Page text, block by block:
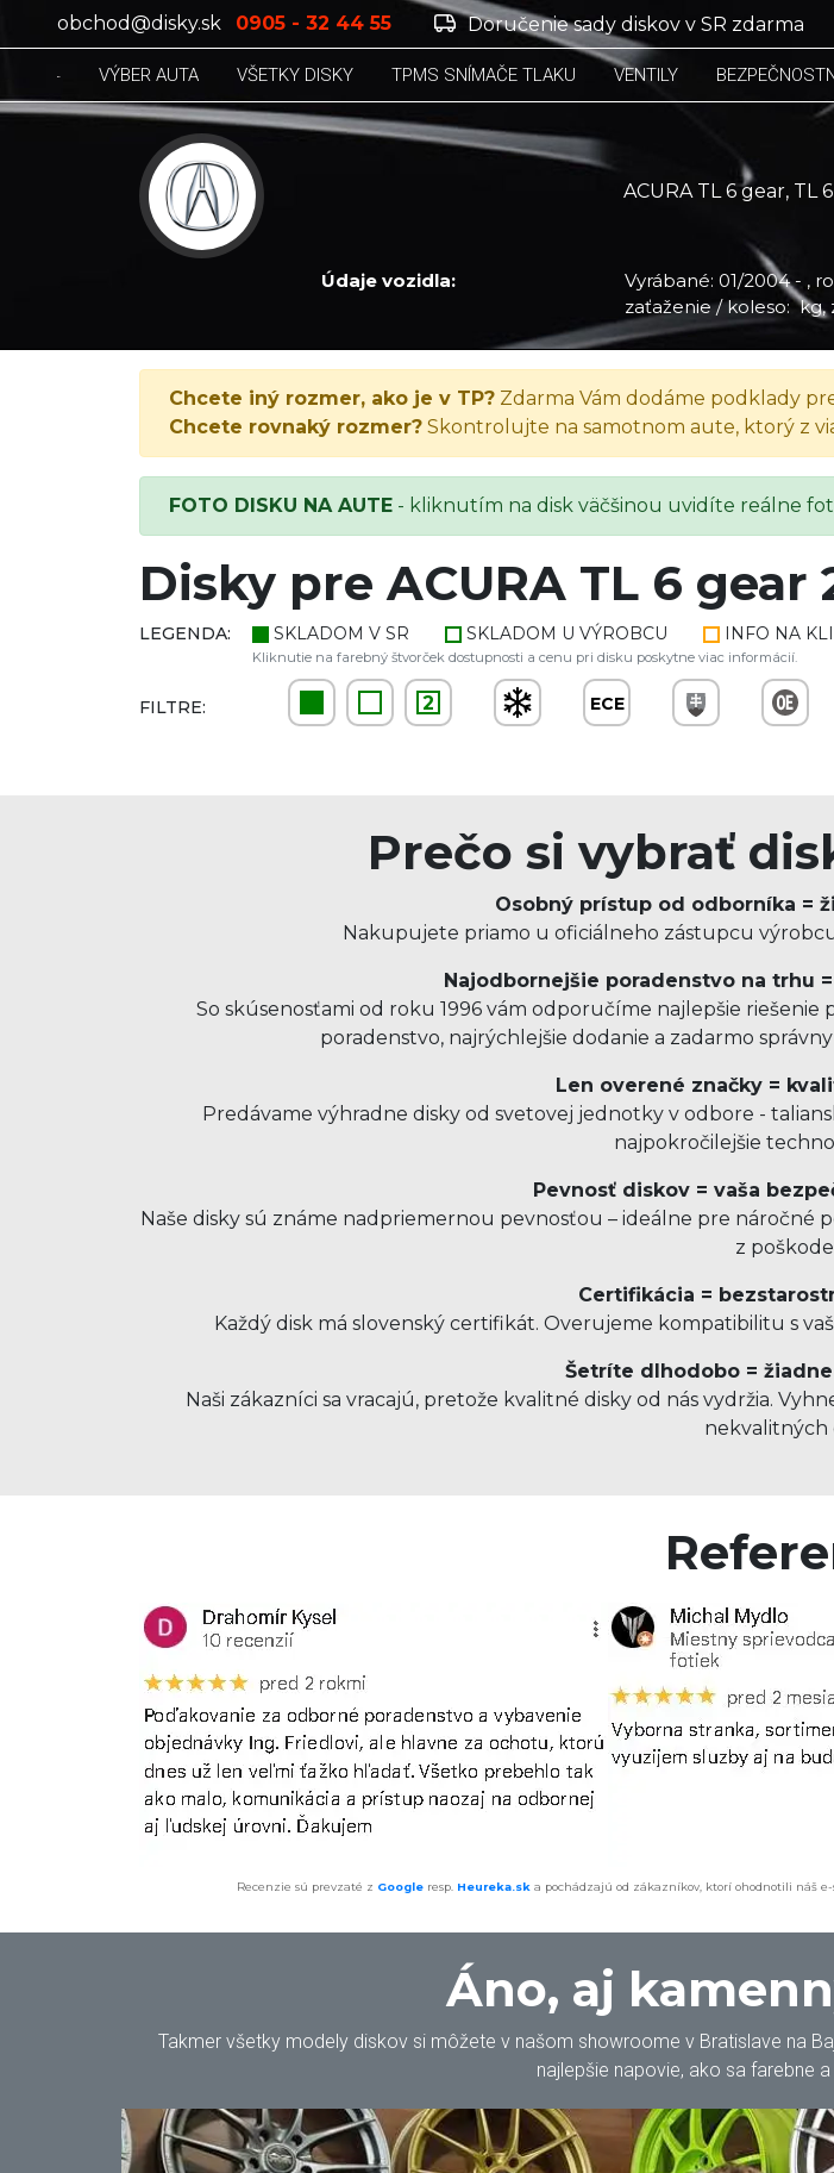
obchod@disky.sk 0905 - 32 44 55 Doručenie sady diskov v SR zdarma
VÝBER AUTA VŠETKY DISKY TPMS SNÍMAČE TLAKU VENTILY
ACURA TL 6 gear, TL
Údaje vozidla:
Vyrábané: 01/2004 - ,
zaťaženie / koleso:
ACURA TL 6 gear, TL 6 gear, 2018
Chcete iný rozmer, ako je v TP? Zdarma Vám dodáme podklady
Chcete rovnaký rozmer? Skontrolujte na samotnom aute, ktorý z
FOTO DISKU NA AUTE - kliknutím na disk väčšinou uvidíte reálne
Disky pre ACURA TL 6 gear
LEGENDA: SKLADOM V SR SKLADOM U VÝROBCU INFO NA
Kliknutie na farebný štvorček dostupnosti a cenu pri disku poskytne viac informácií.
FILTRE: 2 ECE
Prečo si vybrať
Osobný prístup od odborníka =
Nakupujete priamo u oficiálneho zástupcu
Najodbornejšie poradenstvo na trhu
So skúsenosťami od roku 1996 vám odporučíme najlepšie
poradenstvo, najrýchlejšie dodanie a zadarmo
Len overené značky =
Predávame výhradne disky od svetovej jednotky v odbore -
najpokročilejšie
Pevnosť diskov = vaša
Naše disky sú známe nadpriemernou pevnosťou – ideálne pre náročné
z
Certifikácia =
Každý disk má slovenský certifikát. Overujeme kompatibilitu s
Šetríte dlhodobo =
Naši zákazníci sa vracajú, pretože kvalitné disky od nás vydržia.
nekvalitných
Recenzie sú prevzaté z Google resp. Heureka.sk a pochádzajú od zákazníkov, ktorí ohodnotili náš
Áno, aj
Takmer všetky modely diskov si môžete v našom showroome v Bratislave na
najlepšie napovie, ako sa farebne